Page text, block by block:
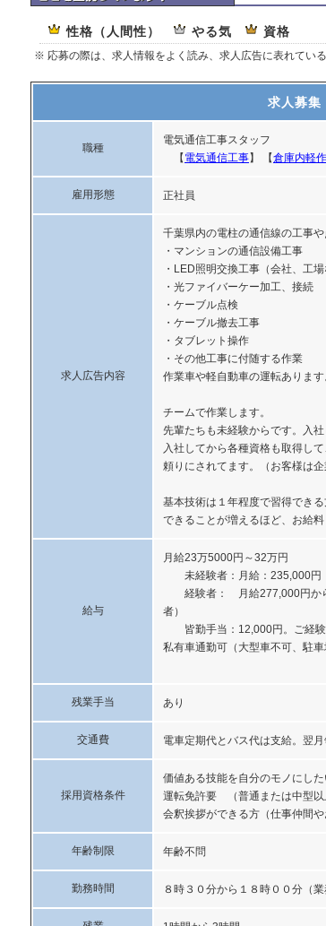
性格（人間性） やる気 資格
※ 応募の際は、求人情報をよく読み、求人広告に表れてい
求人募集
職種
電気通信工事スタッフ
【 電気通信工事】 【倉庫内軽
雇用形態 正社員
求人広告内容
千葉県内の電柱の通信線の工事や
・マンションの通信設備工事
・LED照明交換工事（会社、工場
・光ファイバーケー加工、接続
・ケーブル点検
・ケーブル撤去工事
・タブレット操作
・その他工事に付随する作業
作業車や軽自動車の運転あります
チームで作業します。
先輩たちも未経験からです。入社
入社してから各種資格も取得し
頼りにされてます。（お客様は企
基本技術は１年程度で習得できる
できることが増えるほど、お給料
給与
月給23万5000円～32万円
未経験者：月給：235,000円
経験者： 月給277,000円から
者）
皆勤手当：12,000円。ご経験
私有車通勤可（大型車不可、駐
残業手当 あり
交通費 電車定期代とバス代は支給。翌
採用資格条件
価値ある技能を自分のモノにし
運転免許要 （普通または中型以
会釈挨拶ができる方（仕事仲間
年齢制限 年齢不問
勤務時間 ８時３０分から１８時００分（